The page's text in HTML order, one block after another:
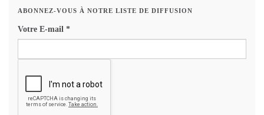
ABONNEZ-VOUS À NOTRE LISTE DE DIFFUSION
Votre E-mail *